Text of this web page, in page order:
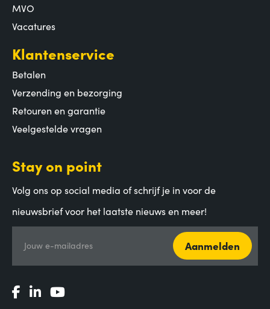
MVO
Vacatures
Klantenservice
Betalen
Verzending en bezorging
Retouren en garantie
Veelgestelde vragen
Stay on point
Volg ons op social media of schrijf je in voor de
nieuwsbrief voor het laatste nieuws en meer!
Jouw e-mailadres Aanmelden